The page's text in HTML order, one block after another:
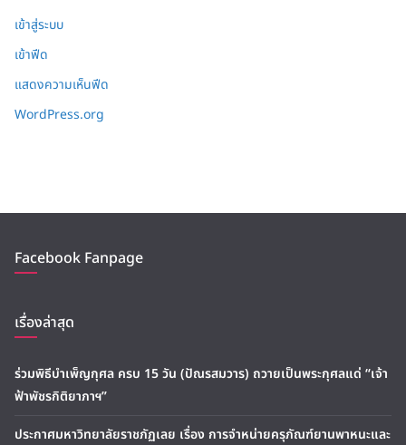
เข้าสู่ระบบ
เข้าฟีด
แสดงความเห็นฟีด
WordPress.org
Facebook Fanpage
เรื่องล่าสุด
ร่วมพิธีบำเพ็ญกุศล ครบ 15 วัน (ปัณรสมวาร) ถวายเป็นพระกุศลแด่ “เจ้า
ฟ้าพัชรกิติยาภาฯ”
ประกาศมหาวิทยาลัยราชภัฏเลย เรื่อง การจำหน่ายครุภัณฑ์ยานพาหนะและ